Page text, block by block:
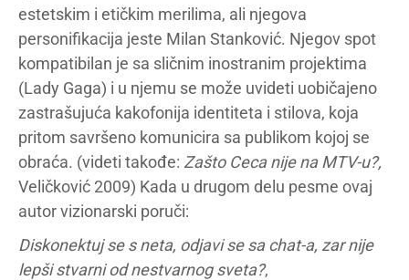
estetskim i etičkim merilima, ali njegova
personifikacija jeste Milan Stanković. Njegov spot
kompatibilan je sa sličnim inostranim projektima
(Lady Gaga) i u njemu se može uvideti uobičajeno
zastrašujuća kakofonija identiteta i stilova, koja
pritom savršeno komunicira sa publikom kojoj se
obraća. (videti takođe: Zašto Ceca nije na MTV-u?,
Veličković 2009) Kada u drugom delu pesme ovaj
autor vizionarski poruči:
Diskonektuj se s neta, odjavi se sa chat-a, zar nije
lepši stvarniod nestvarnog sveta?,